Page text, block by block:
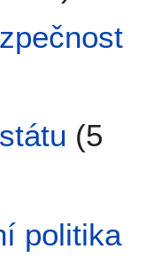
(5
politika